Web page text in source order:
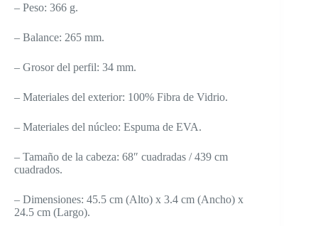
– Peso: 366 g.
– Balance: 265 mm.
– Grosor del perfil: 34 mm.
– Materiales del exterior: 100% Fibra de Vidrio.
– Materiales del núcleo: Espuma de EVA.
– Tamaño de la cabeza: 68″ cuadradas / 439 cm
cuadrados.
– Dimensiones: 45.5 cm (Alto) x 3.4 cm (Ancho) x
24.5 cm (Largo).